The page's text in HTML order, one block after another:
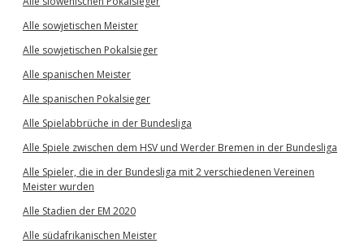
Alle sowjetischen Meister
Alle sowjetischen Pokalsieger
Alle spanischen Meister
Alle spanischen Pokalsieger
Alle Spielabbrüche in der Bundesliga
Alle Spiele zwischen dem HSV und Werder Bremen in der Bundesliga
Alle Spieler, die in der Bundesliga mit 2 verschiedenen Vereinen
Meister wurden
Alle Stadien der EM 2020
Alle südafrikanischen Meister